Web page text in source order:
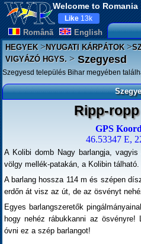
Welcome to Romania
Românã English
Like 13k
HEGYEK>NYUGATI KÁRPÁTOK>
VIGYÁZÓ HGYS. >Szegyesd
Szegyesd település Bihar megyében
Ripp-
GPS
46.53347 E,
A Kolibi domb Nagy barlangja,
völgy mellék-patakán, a Kolibin tálható.
A barlang hossza 114 m és szépen
erdőn át visz az út, de az ösvényt
Egyes barlangszeretők
hogy nehéz rábukkanni az ösvényre!
óvni ez a szép barlangot!